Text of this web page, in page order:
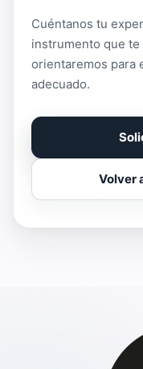
Cuéntanos tu
instrumento que te
orientaremos para
adecuado.
Volver